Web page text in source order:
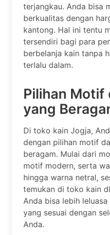
terjangkau. Anda bisa
berkualitas dengan
kantong. Hal ini tentu
tersendiri bagi para
berbelanja kain tanpa
terlalu dalam.
Pilihan Motif
yang
Di toko kain Jogja,
dengan pilihan motif
beragam. Mulai dari
motif modern, serta
hingga warna netral,
temukan di toko kain
Anda bisa lebih
yang sesuai dengan
Anda.